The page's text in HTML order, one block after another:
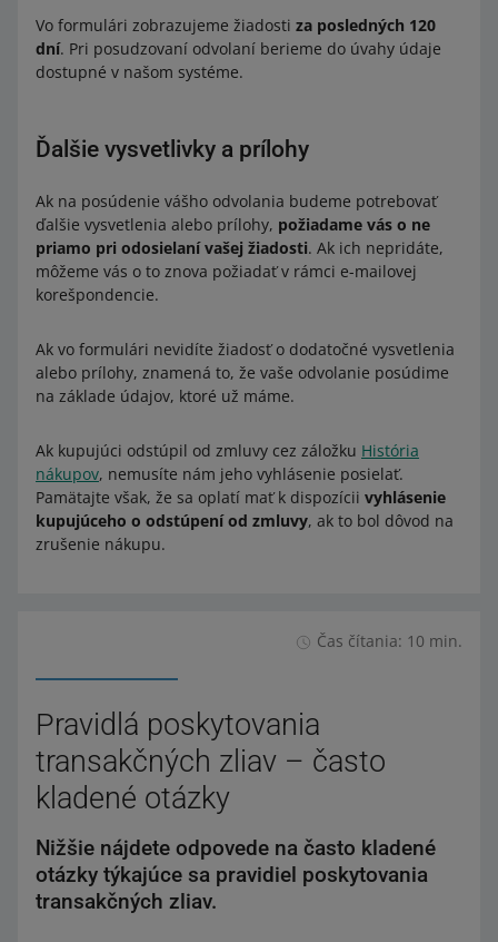
Vo formulári zobrazujeme žiadosti za posledných 120
dní. Pri posudzovaní odvolaní berieme do úvahy údaje
dostupné v našom systéme.
Ďalšie vysvetlivky a prílohy
Ak na posúdenie vášho odvolania budeme potrebovať
ďalšie vysvetlenia alebo prílohy, požiadame vás o ne
priamo pri odosielaní vašej žiadosti. Ak ich nepridáte,
môžeme vás o to znova požiadať v rámci e-mailovej
korešpondencie.
Ak vo formulári nevidíte žiadosť o dodatočné vysvetlenia
alebo prílohy, znamená to, že vaše odvolanie posúdime
na základe údajov, ktoré už máme.
Ak kupujúci odstúpil od zmluvy cez záložku História
nákupov, nemusíte nám jeho vyhlásenie posielať.
Pamätajte však, že sa oplatí mať k dispozícii vyhlásenie
kupujúceho o odstúpení od zmluvy, ak to bol dôvod na
zrušenie nákupu.
Čas čítania: 10 min.
Pravidlá poskytovania
transakčných zliav – často
kladené otázky
Nižšie nájdete odpovede na často kladené
otázky týkajúce sa pravidiel poskytovania
transakčných zliav.